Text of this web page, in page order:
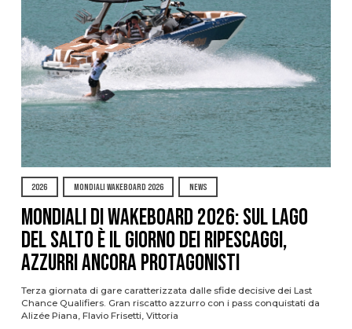
2026 MONDIALI WAKEBOARD 2026 NEWS
Mondiali di Wakeboard 2026: sul Lago
del Salto è il giorno dei ripescaggi,
azzurri ancora protagonisti
Terza giornata di gare caratterizzata dalle sfide decisive dei Last
Chance Qualifiers. Gran riscatto azzurro con i pass conquistati da
Alizée Piana, Flavio Frisetti, Vittoria